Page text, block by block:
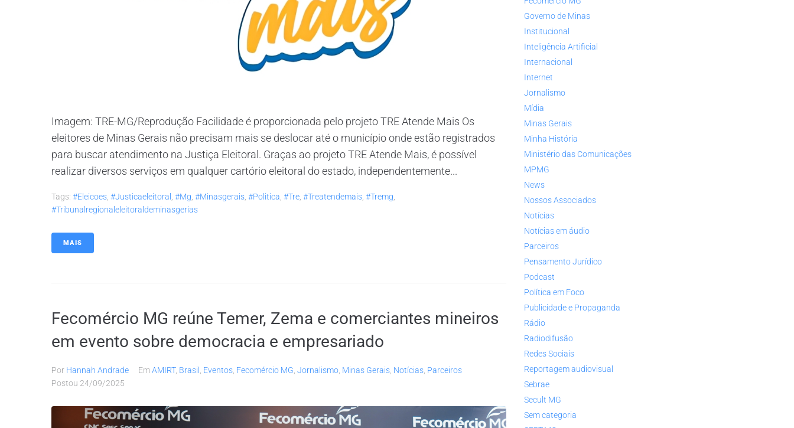
Imagem: TRE-MG/Reprodução Facilidade é proporcionada pelo projeto TRE Atende Mais Os
eleitores de Minas Gerais não precisam mais se deslocar até o município onde estão registrados
para buscar atendimento na Justiça Eleitoral. Graças ao projeto TRE Atende Mais, é possível
realizar diversos serviços em qualquer cartório eleitoral do estado, independentemente...
Tags: #eleicoes, #justicaeleitoral , #mg, #minasgerais, #politica, #tre, #treatendemais, #tremg,
#tribunalregionaleleitoraldeminasgerias
MAIS
Fecomércio MG reúne Temer, Zema e comerciantes mineiros
em evento sobre democracia e empresariado
Por Hannah Andrade EmAMIRT, Brasil , Eventos, Fecomércio MG, Jornalismo, Minas Gerais, Notícias, Parceiros
Postou 24/09/2025
Governo de Minas
Institucional
Inteligência Artificial
Internacional
Internet
Jornalismo
Mídia
Minas Gerais
Minha História
Ministério das Comunicações
MPMG
News
Nossos Associados
Notícias
Notícias em áudio
Parceiros
Pensamento Jurídico
Podcast
Política em Foco
Publicidade e Propaganda
Rádio
Radiodifusão
Redes Sociais
Reportagem audiovisual
Sebrae
Secult MG
Sem categoria